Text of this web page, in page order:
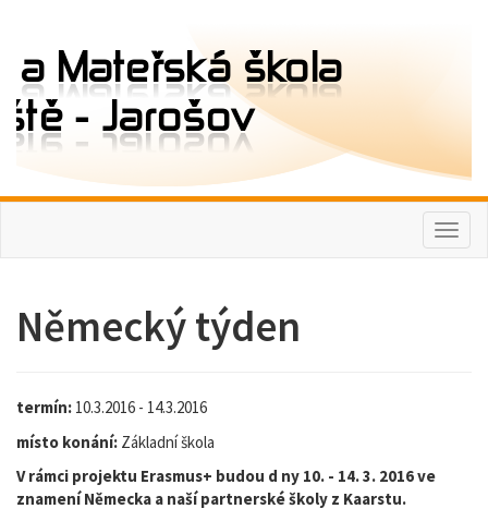
Německý týden
termín: 10.3.2016 - 14.3.2016
místo konání: Základní škola
V rámci projektu Erasmus+ budou d ny 10. - 14. 3. 2016 ve
znamení Německa a naší partnerské školy z Kaarstu.